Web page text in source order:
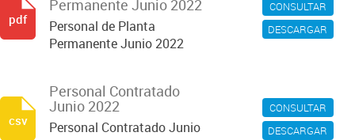
CONSULTAR
DESCARGAR
Permanente Junio 2022
Personal de Planta
Permanente Junio 2022
pdf
CONSULTAR
DESCARGAR
Personal Contratado
Junio 2022
Personal Contratado Junio
csv